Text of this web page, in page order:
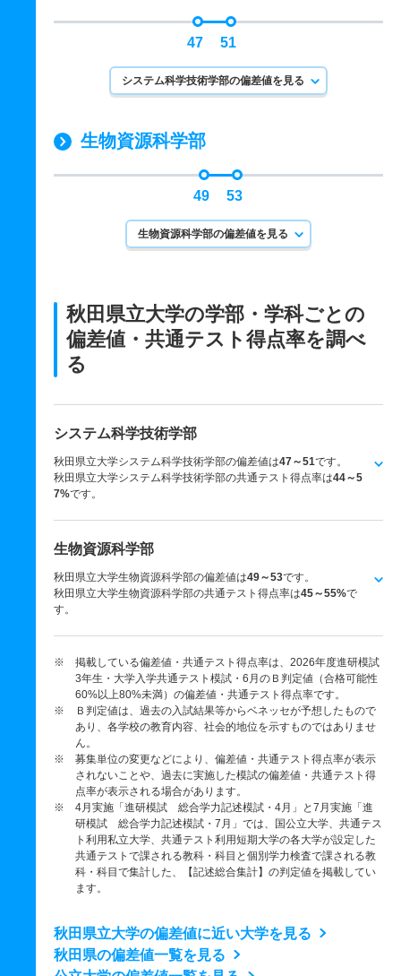
47 51
システム科学技術学部の偏差値を見る
生物資源科学部
49 53
生物資源科学部の偏差値を見る
秋田県立大学の学部・学科ごとの
偏差値・共通テスト得点率を調べ
る
システム科学技術学部
秋田県立大学システム科学技術学部の偏差値は47～51です。
秋田県立大学システム科学技術学部の共通テスト得点率は44～5
7%です。
生物資源科学部
秋田県立大学生物資源科学部の偏差値は49～53です。
秋田県立大学生物資源科学部の共通テスト得点率は45～55%で
す。
※ 掲載している偏差値・共通テスト得点率は、2026年度進研模試
3年生・大学入学共通テスト模試・6月のＢ判定値（合格可能性
60%以上80%未満）の偏差値・共通テスト得点率です。
※ Ｂ判定値は、過去の入試結果等からベネッセが予想したもので
あり、各学校の教育内容、社会的地位を示すものではありませ
ん。
※ 募集単位の変更などにより、偏差値・共通テスト得点率が表示
されないことや、過去に実施した模試の偏差値・共通テスト得
点率が表示される場合があります。
※ 4月実施「進研模試 総合学力記述模試・4月」と7月実施「進
研模試 総合学力記述模試・7月」では、国公立大学、共通テス
ト利用私立大学、共通テスト利用短期大学の各大学が設定した
共通テストで課される教科・科目と個別学力検査で課される教
科・科目で集計した、【記述総合集計】の判定値を掲載してい
ます。
秋田県立大学の偏差値に近い大学を見る
秋田県の偏差値一覧を見る